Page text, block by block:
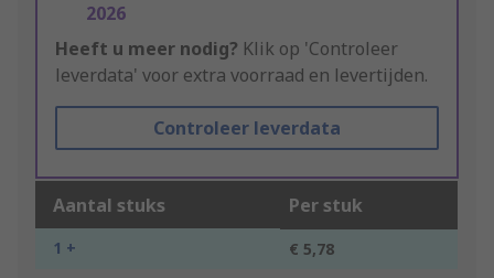
2026
Heeft u meer nodig? Klik op 'Controleer
leverdata' voor extra voorraad en levertijden.
Controleer leverdata
Aantal stuks Per stuk
1 + € 5,78